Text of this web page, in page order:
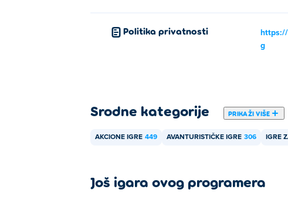
Politika privatnosti
g
Srodne kategorije PRIKAŽI VIŠE
AKCIONE IGRE 449 AVANTURISTIČKE IGRE 306 IGRE
Još igara ovog programera